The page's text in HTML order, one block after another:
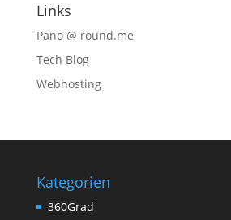
Links
Pano @ round.me
Tech Blog
Webhosting
Kategorien
360Grad